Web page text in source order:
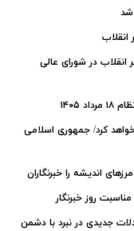
شد
انقلاب
انقلاب در شورای عالی
کرد/ جمهوری اسلامی
اندیشه را خبرنگاران
روز خبرنگار
جدیدی در نبرد با دشمن